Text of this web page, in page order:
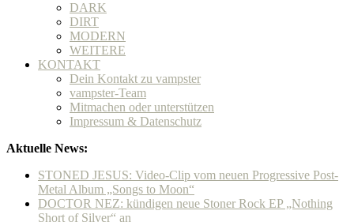
DARK
DIRT
MODERN
WEITERE
KONTAKT
Dein Kontakt zu vampster
vampster-Team
Mitmachen oder unterstützen
Impressum & Datenschutz
Aktuelle News:
STONED JESUS: Video-Clip vom neuen Progressive Post-
Metal Album „Songs to Moon“
DOCTOR NEZ: kündigen neue Stoner Rock EP „Nothing
Short of Silver“ an